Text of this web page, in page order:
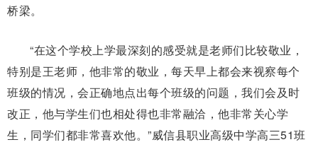
桥梁。
“在这个学校上学最深刻的感受就是老师们比较敬业，
特别是王老师，他非常的敬业，每天早上都会来视察每个
班级的情况，会正确地点出每个班级的问题，我们会及时
改正，他与学生们也相处得也非常融洽，他非常关心学
生，同学们都非常喜欢他。”威信县职业高级中学高三51班